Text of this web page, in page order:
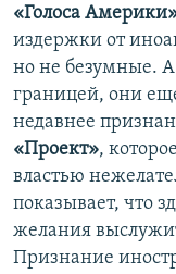
«Голоса
издержки от
но не безумные. А
границей, они
недавнее
«Проект»,
властью
показывает, что
желания
Признание